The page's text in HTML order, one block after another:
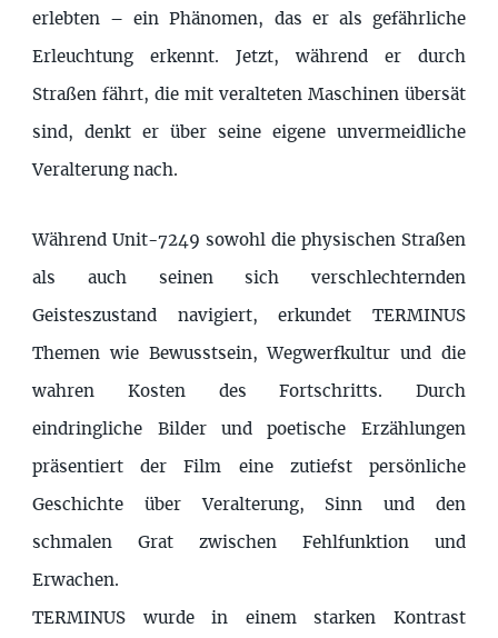
erlebten – ein Phänomen, das er als gefährliche
Erleuchtung erkennt. Jetzt, während er durch
Straßen fährt, die mit veralteten Maschinen übersät
sind, denkt er über seine eigene unvermeidliche
Veralterung nach.
Während Unit-7249 sowohl die physischen Straßen
als auch seinen sich verschlechternden
Geisteszustand navigiert, erkundet TERMINUS
Themen wie Bewusstsein, Wegwerfkultur und die
wahren Kosten des Fortschritts. Durch
eindringliche Bilder und poetische Erzählungen
präsentiert der Film eine zutiefst persönliche
Geschichte über Veralterung, Sinn und den
schmalen Grat zwischen Fehlfunktion und
Erwachen.
TERMINUS wurde in einem starken Kontrast